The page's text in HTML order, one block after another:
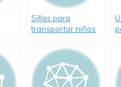
Sillas para
transportar niños